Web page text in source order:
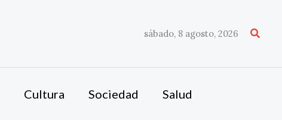
sábado, 8 agosto, 2026
Cultura Sociedad Salud